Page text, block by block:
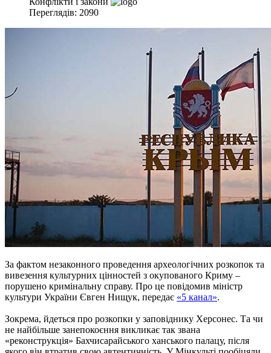
Переглядів: 2090
За фактом незаконного проведення археологічних розкопок та
вивезення культурних цінностей з окупованого Криму –
порушено кримінальну справу. Про це повідомив міністр
культури України Євген Нищук, передає «5 канал».
Зокрема, йдеться про розкопки у заповіднику Херсонес. Та чи
не найбільше занепокоєння викликає так звана
«реконструкція» Бахчисарайського ханського палацу, після